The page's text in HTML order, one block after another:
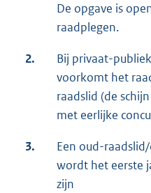
De opgave is
raadplegen.
2.
Bij privaat-
voorkomt het
raadslid (de
met eerlijke
3.
Een oud-
wordt het eerste
zijn